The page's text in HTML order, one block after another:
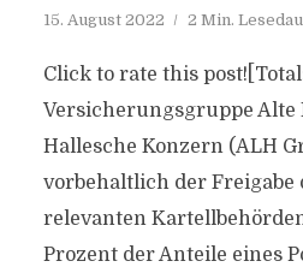
15. August 2022 2 Min.
Click to rate this
Versicherungsgruppe Alte
Hallesche Konzern (ALH
vorbehaltlich der Freigabe
relevanten
Prozent der Anteile eines